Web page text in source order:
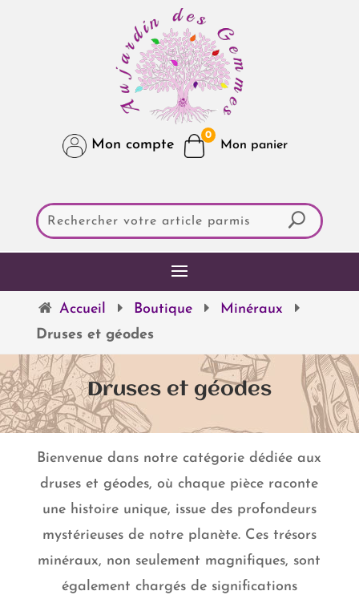
Mon compte
0
Accueil Boutique
Minéraux
Druses et géodes
Druses et géodes
Bienvenue dans notre catégorie dédiée aux
druses et géodes, où chaque pièce raconte
une histoire unique, issue des profondeurs
mystérieuses de notre planète. Ces trésors
minéraux, non seulement magnifiques, sont
également chargés de significations